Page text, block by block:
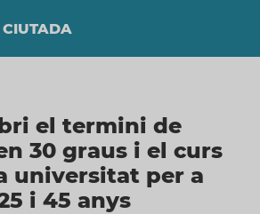
el termini de
30 graus i el curs
universitat per a
i 45 anys